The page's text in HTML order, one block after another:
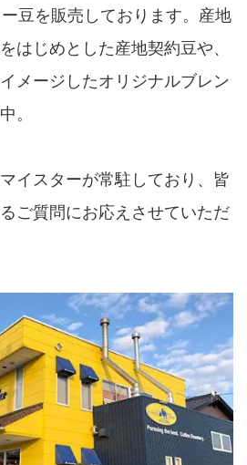
豆を販売しております。産地
はじめとした産地契約豆や、
メージしたオリジナルブレン
。
イスターが常駐しており、皆
ご質問にお応えさせていただ